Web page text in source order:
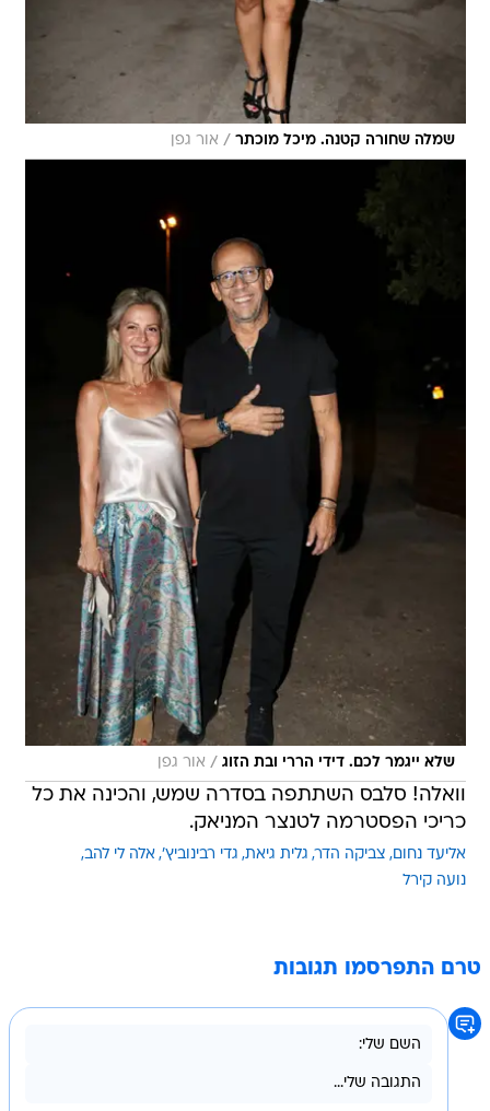
שמלה שחורה קטנה. מיכל מוכתר / אור גפן
שלא ייגמר לכם. דידי הררי ובת הזוג / אור גפן
וואלה! סלבס השתתפה בסדרה שמש, והכינה את כל
כריכי הפסטרמה לטנצר המניאק.
אליעד נחום צביקה הדר גלית גיאת גדי רבינוביץ' אלה לי להב
נועה קירל
טרם התפרסמו תגובות